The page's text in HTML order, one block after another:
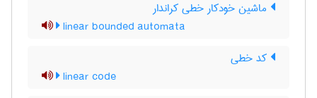
ماشین خودکار خطی کراندار
linear bounded automata
کد خطی
linear code